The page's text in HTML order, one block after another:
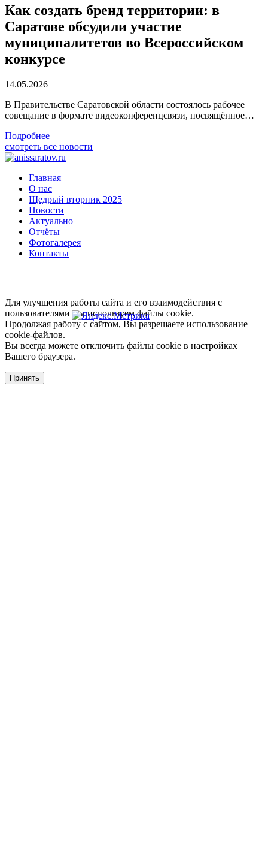
Как создать бренд территории: в
Саратове обсудили участие
муниципалитетов во Всероссийском
конкурсе
14.05.2026
В Правительстве Саратовской области состоялось рабочее
совещание в формате видеоконференцсвязи, посвящённое…
Подробнее
смотреть все новости
Главная
О нас
Щедрый вторник 2025
Новости
Актуально
Отчёты
Фотогалерея
Контакты
Для улучшения работы сайта и его взаимодействия с
пользователями мы используем файлы cookie.
Продолжая работу с сайтом, Вы разрешаете использование
cookie-файлов.
Вы всегда можете отключить файлы cookie в настройках
Вашего браузера.
Принять